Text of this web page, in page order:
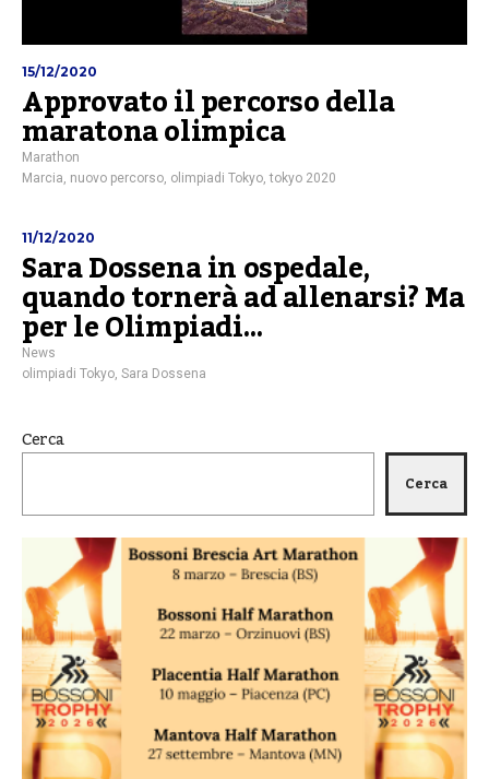
15/12/2020
Approvato il percorso della
maratona olimpica
Marathon
Marcia, nuovo percorso, olimpiadi Tokyo,tokyo 2020
11/12/2020
Sara Dossena in ospedale,
quando tornerà ad allenarsi? Ma
per le Olimpiadi…
News
olimpiadi Tokyo, Sara Dossena
Cerca
Cerca